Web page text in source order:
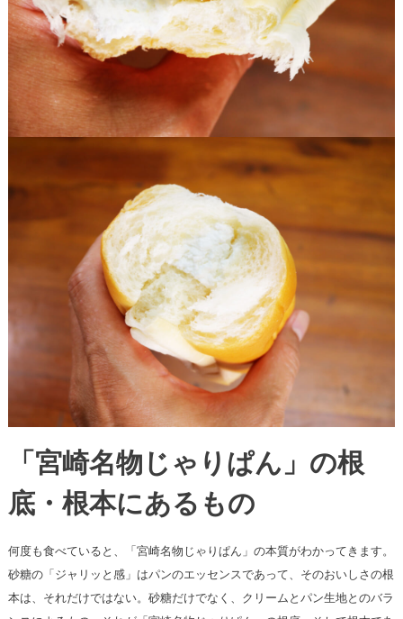
「宮崎名物じゃりぱん」の根
底・根本にあるもの
何度も食べていると、「宮崎名物じゃりぱん」の本質がわかってきます。
砂糖の「ジャリッと感」はパンのエッセンスであって、そのおいしさの根
本は、それだけではない。砂糖だけでなく、クリームとパン生地とのバラ